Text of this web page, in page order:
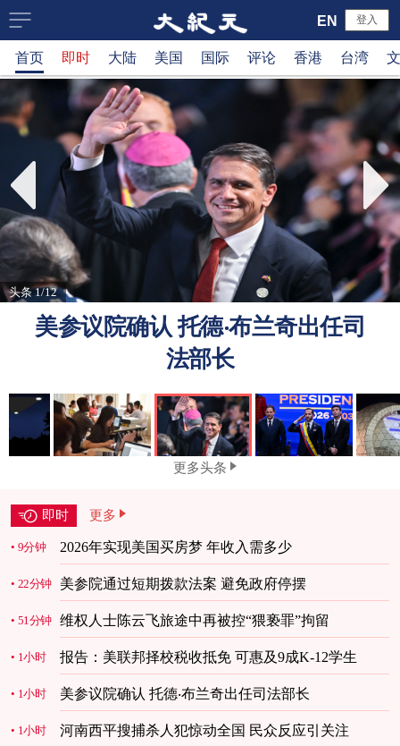
大
纪
元
新
闻
网
登入
EN
首页 即时 大陆 美国 国际 评论 香港 台湾
头条 1/12
美参议院确认 托德‧布兰奇出任司
法部长
更多头条
即时 更多
9分钟 2026年实现美国买房梦 年收入需多少
22分钟 美参院通过短期拨款法案 避免政府停摆
51分钟 维权人士陈云飞旅途中再被控“猥亵罪”拘留
1小时 报告：美联邦择校税收抵免 可惠及9成K-12学生
1小时 美参议院确认 托德‧布兰奇出任司法部长
1小时 河南西平搜捕杀人犯惊动全国 民众反应引关注